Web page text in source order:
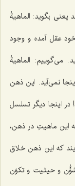
یعنی بگوید: الماهیةُ
عقل آمده و وجود
می‌گوییم: الماهیةُ
نمی‌آید. این ذهن
اینجا دیگر تسلسل
این ماهیتِ در ذهن،
که این ذهن خلاق
و حیثیت و تکوّن